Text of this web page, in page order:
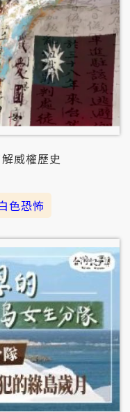
威權歷史
色恐怖